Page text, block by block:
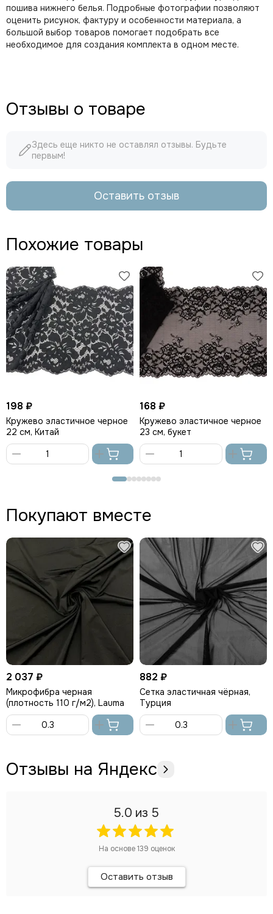
пошива нижнего белья. Подробные фотографии позволяют
оценить рисунок, фактуру и особенности материала, а
большой выбор товаров помогает подобрать все
необходимое для создания комплекта в одном месте.
Отзывы о товаре
Здесь еще никто не оставлял отзывы. Будьте
первым!
Оставить отзыв
Похожие товары
198 ₽
Кружево эластичное черное
22 см, Китай
корзину
168 ₽
Кружево эластичное черное
23 см, букет
Покупают вместе
2 037 ₽
Микрофибра черная
(плотность 110 г/м2), Lauma
882 ₽
Сетка эластичная чёрная,
Турция
Отзывы на Яндекс
5.0 из 5
На основе139 оценок
Оставить отзыв